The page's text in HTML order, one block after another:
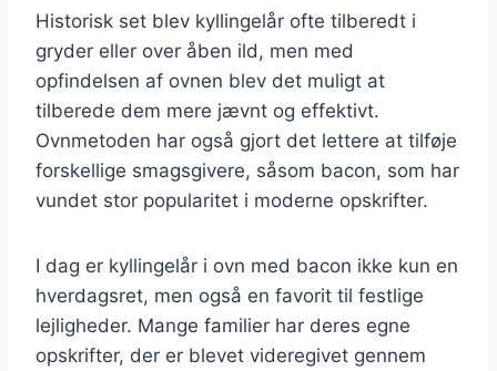
Historisk set blev kyllingelår ofte tilberedt i
gryder eller over åben ild, men med
opfindelsen af ovnen blev det muligt at
tilberede dem mere jævnt og effektivt.
Ovnmetoden har også gjort det lettere at tilføje
forskellige smagsgivere, såsom bacon, som har
vundet stor popularitet i moderne opskrifter.
I dag er kyllingelår i ovn med bacon ikke kun en
hverdagsret, men også en favorit til festlige
lejligheder. Mange familier har deres egne
opskrifter, der er blevet videregivet gennem